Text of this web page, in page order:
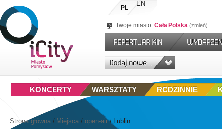
PL
EN
Twoje miasto: Cała Polska zmień
RODZINNIE
WARSZTATY
KONCERTY
Strona główna / Miejsca / open-air/ Lublin